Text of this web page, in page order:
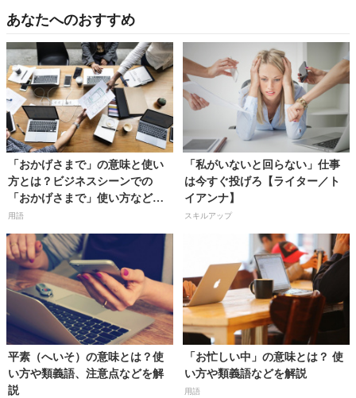
あなたへのおすすめ
「おかげさまで」の意味と使い
方とは？ビジネスシーンでの
「おかげさまで」使い方などを
解説
用語
「私がいないと回らない」仕事
は今すぐ投げろ【ライター／ト
イアンナ】
スキルアップ
平素（へいそ）の意味とは？使
い方や類義語、注意点などを解
説
「お忙しい中」の意味とは？ 使
い方や類義語などを解説
用語